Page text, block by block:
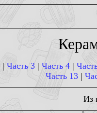
| Часть 3| Часть 4|
Часть 13|
Из